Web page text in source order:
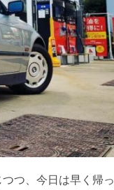
つ、今日は早く帰